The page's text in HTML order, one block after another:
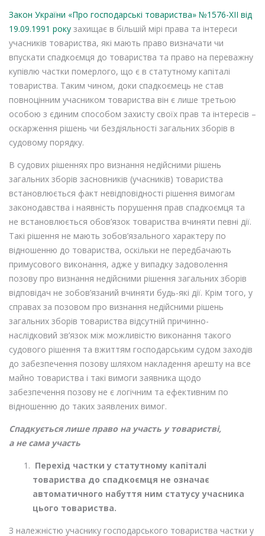
Закон України «Про господарські товариства» №1576-XII від
19.09.1991 року захищає в більшій мірі права та інтереси
учасників товариства, які мають право визначати чи
впускати спадкоємця до товариства та право на переважну
купівлю частки померлого, що є в статутному капіталі
товариства. Таким чином, доки спадкоємець не став
повноцінним учасником товариства він є лише третьою
особою з єдиним способом захисту своїх прав та інтересів –
оскарження рішень чи бездіяльності загальних зборів в
судовому порядку.
В судових рішеннях про визнання недійсними рішень
загальних зборів засновників (учасників) товариства
встановлюється факт невідповідності рішення вимогам
законодавства і наявність порушення прав спадкоємця та
не встановлюється обов’язок товариства вчиняти певні дії.
Такі рішення не мають зобов’язального характеру по
відношенню до товариства, оскільки не передбачають
примусового виконання, адже у випадку задоволення
позову про визнання недійсними рішення загальних зборів
відповідач не зобов’язаний вчиняти будь-які дії. Крім того, у
справах за позовом про визнання недійсними рішень
загальних зборів товариства відсутній причинно-
наслідковий зв’язок між можливістю виконання такого
судового рішення та вжиттям господарським судом заходів
до забезпечення позову шляхом накладення арешту на все
майно товариства і такі вимоги заявника щодо
забезпечення позову не є логічним та ефективним по
відношенню до таких заявлених вимог.
Спадкується лише право на участь у товаристві,
а не сама участь
Перехід частки у статутному капіталі
товариства до спадкоємця не означає
автоматичного набуття ним статусу учасника
цього товариства.
З належністю учаснику господарського товариства частки у